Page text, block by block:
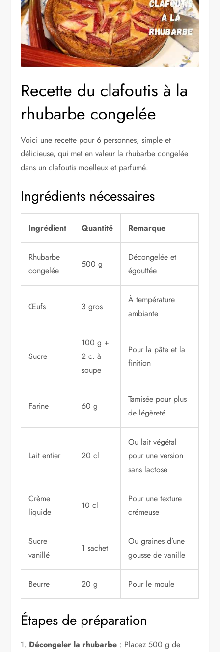
Recette du clafoutis à la
rhubarbe congelée
Voici une recette pour 6 personnes, simple et
délicieuse, qui met en valeur la rhubarbe congelée
dans un clafoutis moelleux et parfumé.
Ingrédients nécessaires
Ingrédient Quantité Remarque
Rhubarbe
congelée
500 g
Décongelée et
égouttée
Œufs 3 gros
À température
ambiante
Sucre
100 g +
2 c. à
soupe
Pour la pâte et la
finition
Farine 60 g
Tamisée pour plus
de légèreté
Lait entier 20 cl
Ou lait végétal
pour une version
sans lactose
Crème
liquide
10 cl
Pour une texture
crémeuse
Sucre
vanillé
1 sachet
Ou graines d’une
gousse de vanille
Beurre 20 g Pour le moule
Étapes de préparation
1. Décongeler la rhubarbe : Placez 500 g de